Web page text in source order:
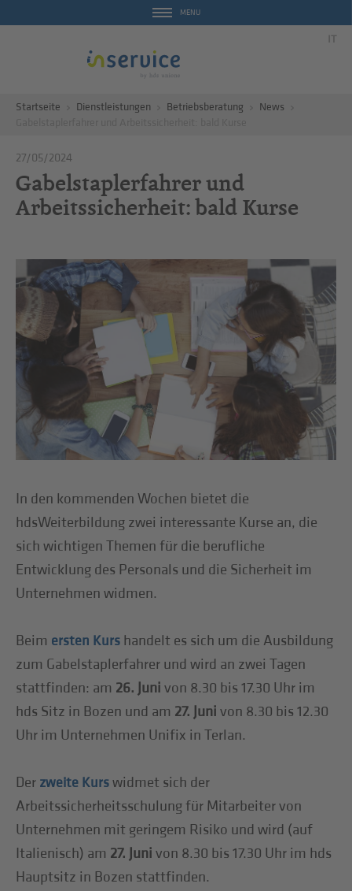
MENU
IT
Startseite Dienstleistungen Betriebsberatung
News
27/05/2024
Gabelstaplerfahrer und
Arbeitssicherheit: bald Kurse
In den kommenden Wochen bietet die
hdsWeiterbildung zwei interessante Kurse an, die
sich wichtigen Themen für die berufliche
Entwicklung des Personals und die Sicherheit im
Unternehmen widmen.
Beim ersten Kurs handelt es sich um die Ausbildung
zum Gabelstaplerfahrer und wird an zwei Tagen
stattfinden: am 26. Junivon 8.30 bis 17.30 Uhr im
hds Sitz in Bozen und am 27. Juni von 8.30 bis 12.30
Uhr im Unternehmen Unifix in Terlan.
Der zweite Kurswidmet sich der
Arbeitssicherheitsschulung für Mitarbeiter von
Unternehmen mit geringem Risiko und wird (auf
Italienisch) am 27. Juni von 8.30 bis 17.30 Uhr im hds
Hauptsitz in Bozen stattfinden.